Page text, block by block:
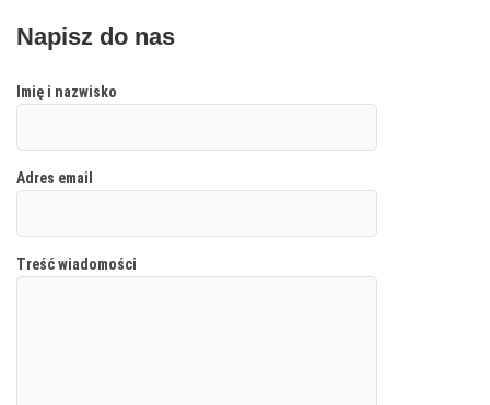
Napisz do nas
Imię i nazwisko
Adres email
Treść wiadomości